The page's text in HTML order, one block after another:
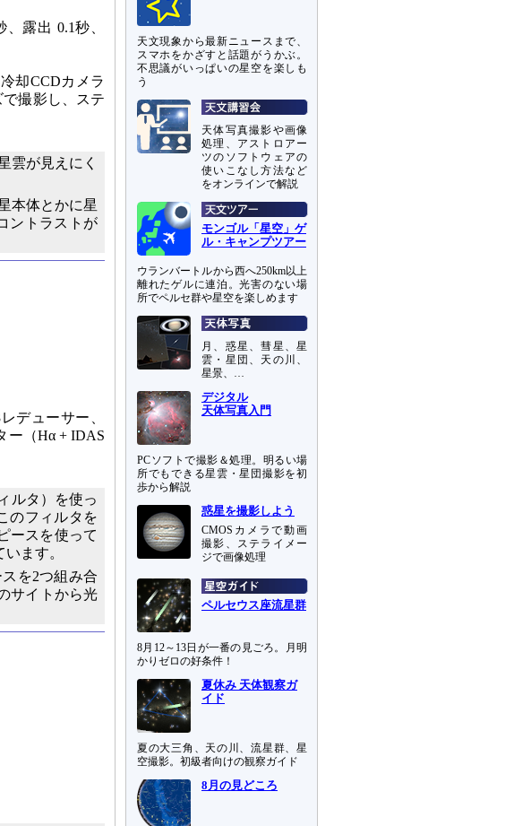
露出 0.1秒、
却CCDカメラ
で撮影し、ステ
雲が見えにく
本体とかに星
ントラストが
デューサー、
ー（Hα + IDAS
ルタ）を使っ
のフィルタを
ースを使って
ます。
を2つ組み合
サイトから光
天文現象から最新ニュースまで、
スマホをかざすと話題がうかぶ。
不思議がいっぱいの星空を楽しも
う
天体写真撮影や画像
処理、アストロアー
ツのソフトウェアの
使いこなし方法など
をオンラインで解説
モンゴル「星空」ゲ
ル・キャンプツアー
ウランバートルから西へ250km以上
離れたゲルに連泊。光害のない場
所でペルセ群や星空を楽しめます
月、惑星、彗星、星
雲・星団、天の川、
星景、…
デジタル
天体写真入門
PCソフトで撮影＆処理。明るい場
所でもできる星雲・星団撮影を初
歩から解説
惑星を撮影しよう
CMOSカメラで動画
撮影、ステライメー
ジで画像処理
ペルセウス座流星群
8月12～13日が一番の見ごろ。月明
かりゼロの好条件！
夏休み 天体観察ガ
イド
夏の大三角、天の川、流星群、星
空撮影。初級者向けの観察ガイド
8月の見どころ